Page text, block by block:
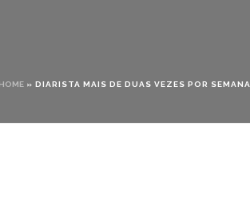
HOME » DIARISTA MAIS DE DUAS VEZES POR SEMANA